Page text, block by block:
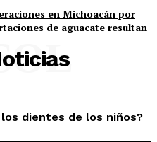
en Michoacán por
de aguacate resultan
dientes de los niños?